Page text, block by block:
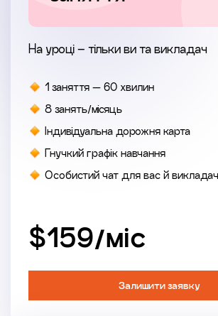
На уроці – тільки ви та викладач
1 заняття — 60 хвилин
8 занять/місяць
Індивідуальна дорожня карта
Гнучкий графік навчання
Особистий чат для вас й
$159/мiс
Залишити заявку